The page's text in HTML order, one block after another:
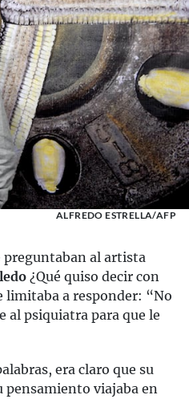
ALFREDO ESTRELLA/AFP
preguntaban al artista
¿Qué quiso decir con
limitaba a responder: “No
al psiquiatra para que le
era claro que su
pensamiento viajaba en